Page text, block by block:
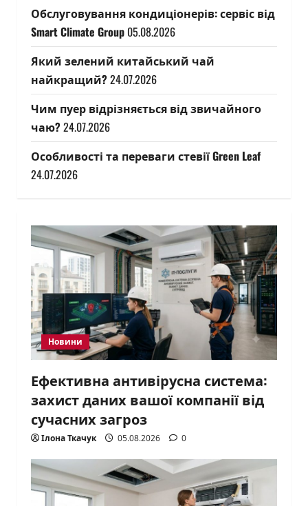
Обслуговування кондиціонерів: сервіс від
Smart Climate Group 05.08.2026
Який зелений китайський чай
найкращий?24.07.2026
Чим пуер відрізняється від звичайного
чаю?24.07.2026
Особливості та переваги стевії Green Leaf
24.07.2026
Новини
Ефективна антивірусна система:
захист даних вашої компанії від
сучасних загроз
Ілона Ткачук 05.08.2026 0